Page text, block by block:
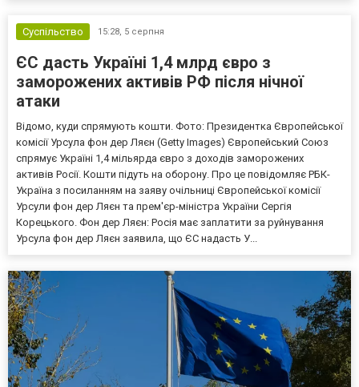
Суспільство 15:28, 5 серпня
ЄС дасть Україні 1,4 млрд євро з
заморожених активів РФ після нічної
атаки
Відомо, куди спрямують кошти. Фото: Президентка Європейської
комісії Урсула фон дер Ляєн (Getty Images) Європейський Союз
спрямує Україні 1,4 мільярда євро з доходів заморожених
активів Росії. Кошти підуть на оборону. Про це повідомляє РБК-
Україна з посиланням на заяву очільниці Європейської комісії
Урсули фон дер Ляєн та прем'єр-міністра України Сергія
Корецького. Фон дер Ляєн: Росія має заплатити за руйнування
Урсула фон дер Ляєн заявила, що ЄС надасть У...